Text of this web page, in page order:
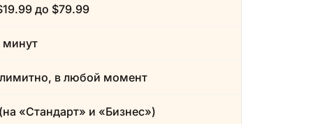
до $79.99
минут
в любой момент
«Стандарт» и «Бизнес»)